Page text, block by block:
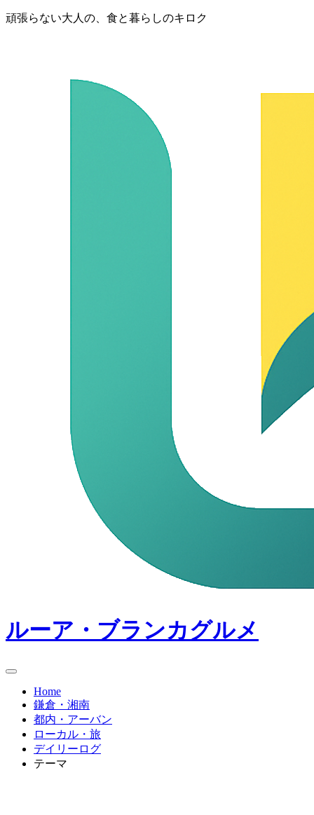
頑張らない大人の、食と暮らしのキロク
ルーア・ブランカグルメ
Home
鎌倉・湘南
都内・アーバン
ローカル・旅
デイリーログ
テーマ